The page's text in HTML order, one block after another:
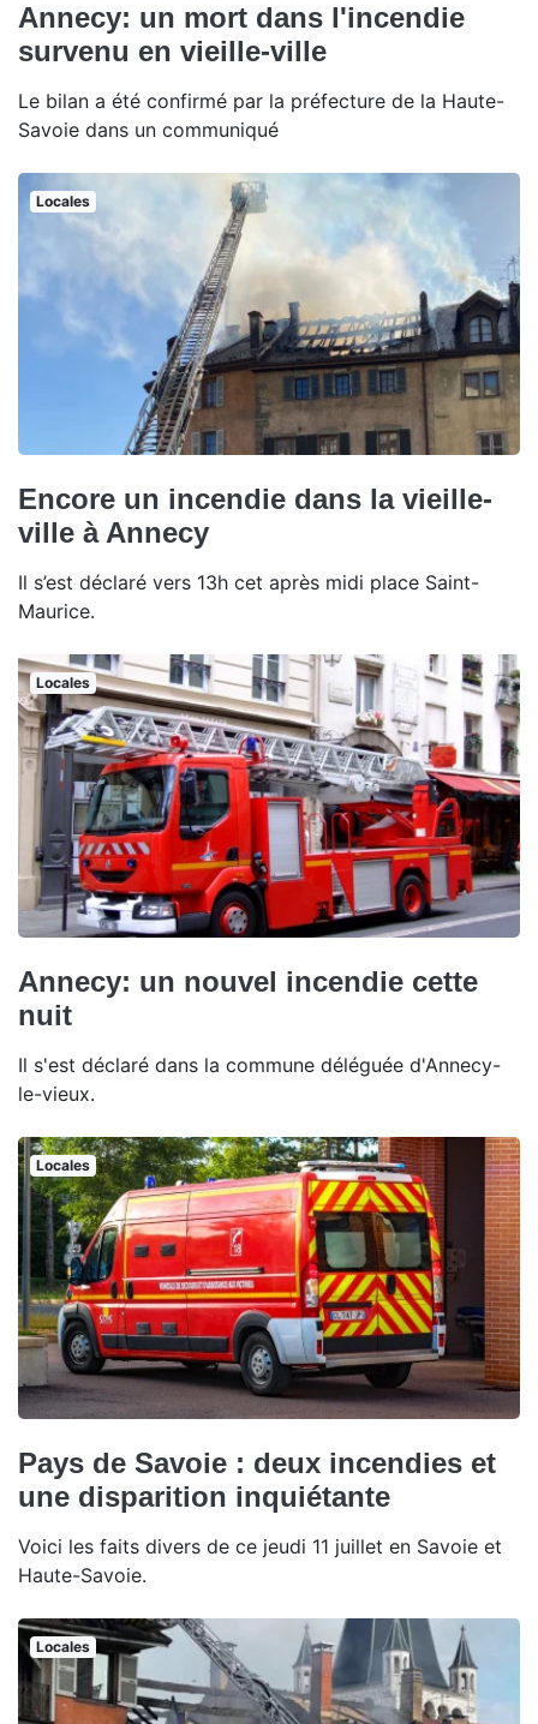
Annecy: un mort dans l'incendie
survenu en vieille-ville
Le bilan a été confirmé par la préfecture de la Haute-
Savoie dans un communiqué
Locales
Encore un incendie dans la vieille-
ville à Annecy
Il s’est déclaré vers 13h cet après midi place Saint-
Maurice.
Locales
Annecy: un nouvel incendie cette
nuit
Il s'est déclaré dans la commune déléguée d'Annecy-
le-vieux.
Locales
Pays de Savoie : deux incendies et
une disparition inquiétante
Voici les faits divers de ce jeudi 11 juillet en Savoie et
Haute-Savoie.
Locales